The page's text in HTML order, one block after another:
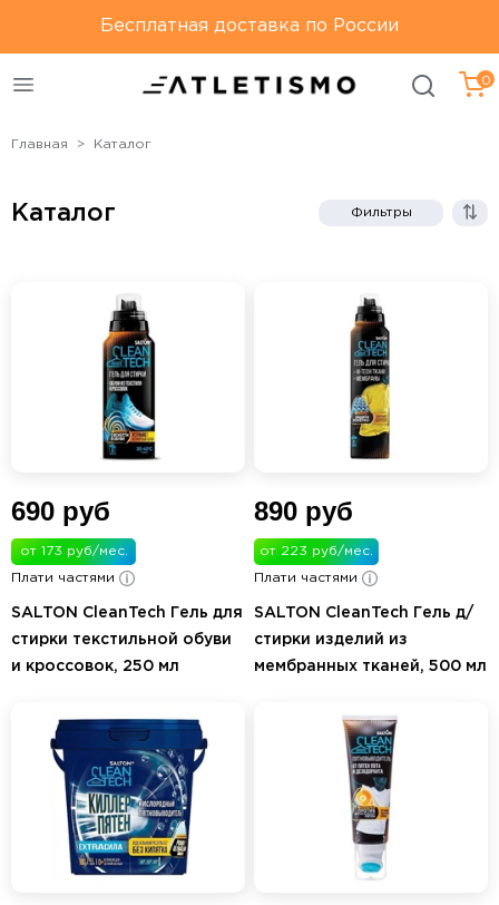
Только оригинальная
продукция
Бесплатная доставка по
России
Бесплатная доставка по России
0
Главная Каталог
Каталог Фильтры
690 руб
от 173 руб/мес.
Плати частями
SALTON CleanTech Гель для
стирки текстильной обуви
и кроссовок, 250 мл
890 руб
от 223 руб/мес.
Плати частями
SALTON CleanTech Гель д/
стирки изделий из
мембранных тканей, 500 мл